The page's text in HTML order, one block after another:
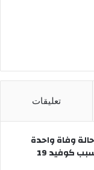
تعليقات
وفاة واحدة
كوفيد 19